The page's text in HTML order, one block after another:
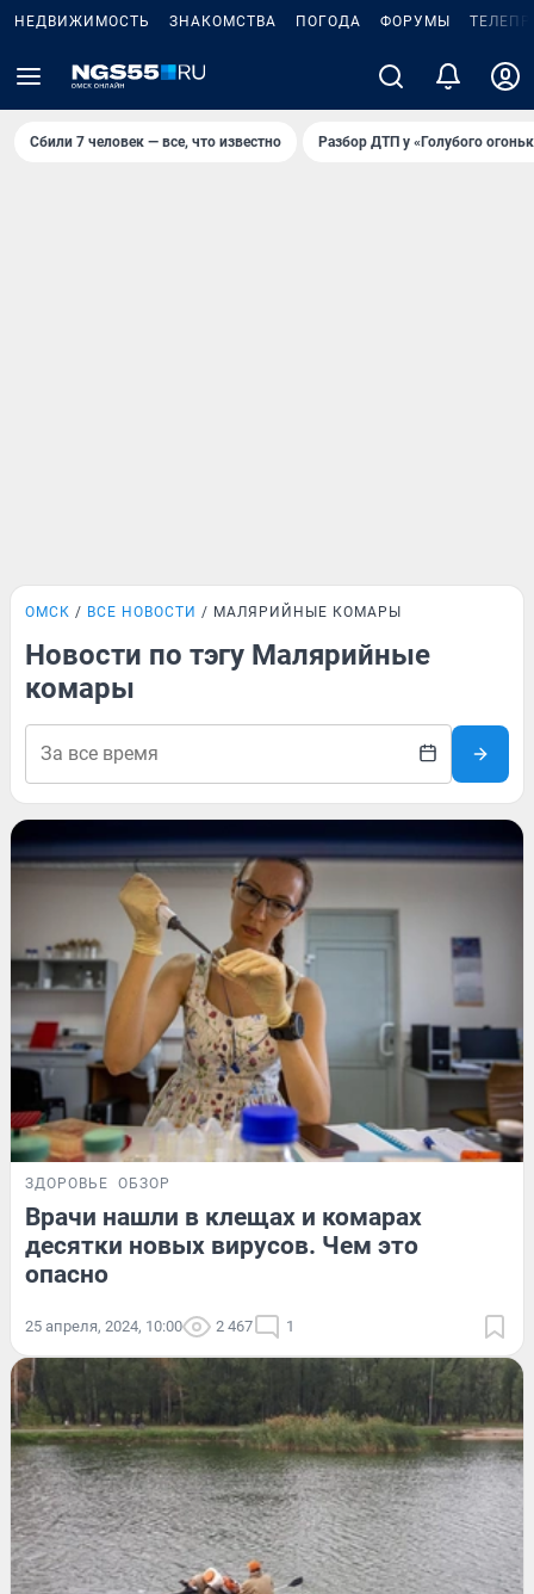
НЕДВИЖИМОСТЬ ЗНАКОМСТВА ПОГОДА ФОРУМЫ
Сбили 7 человек — все, что известно Разбор ДТП у «Голубого
ОМСК ВСЕ НОВОСТИ МАЛЯРИЙНЫЕ КОМАРЫ
Новости по тэгу Малярийные
комары
ЗДОРОВЬЕ ОБЗОР
Врачи нашли в клещах и комарах
десятки новых вирусов. Чем это
опасно
25 апреля, 2024, 10:00 2 467 1